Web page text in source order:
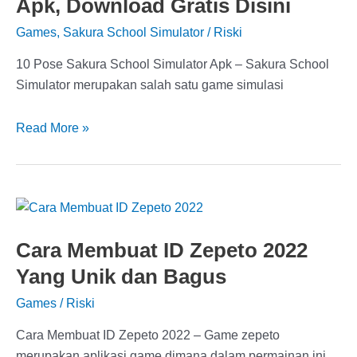
Apk, Download Gratis Disini
Games, Sakura School Simulator / Riski
10 Pose Sakura School Simulator Apk – Sakura School
Simulator merupakan salah satu game simulasi
10
Sakura
Simulator
Download
Gratis
Read More »
Cara Membuat ID Zepeto 2022
Yang Unik dan Bagus
Games / Riski
Cara Membuat ID Zepeto 2022 – Game zepeto